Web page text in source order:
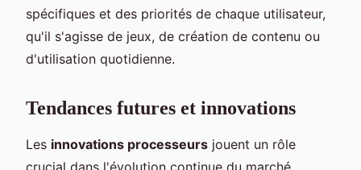
spécifiques et des priorités de chaque utilisateur,
qu'il s'agisse de jeux, de création de contenu ou
d'utilisation quotidienne.
Tendances futures et innovations
Les innovations processeurs jouent un rôle
crucial dans l'évolution continue du marché